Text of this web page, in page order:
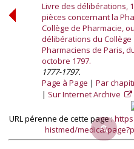
Livre des délibérations,
pièces concernant la
Collège de Pharmacie,
délibérations du
Pharmaciens de Paris,
octobre 1797.
1777-1797.
Page à Page
Par
Sur Internet Archive
URL pérenne de cette page :
histmed/medica/